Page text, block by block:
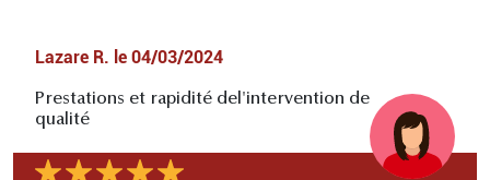
Lazare R. le 04/03/2024
Prestations et rapidité del'intervention de
qualité